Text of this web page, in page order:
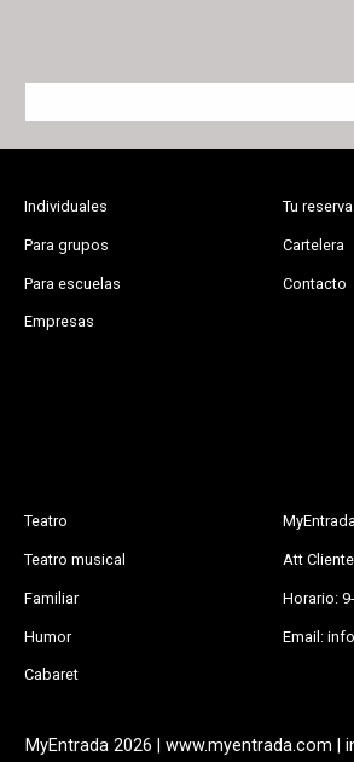
Individuales
Para grupos
Para escuelas
Empresas
Tu reserva
Cartelera
Contacto
Teatro
Teatro musical
Familiar
Humor
Cabaret
Att
Horario:
Email:
MyEntrada 2026 | www.myentrada.com |